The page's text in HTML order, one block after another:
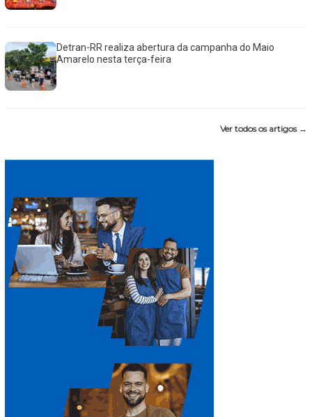
Detran-RR realiza abertura da campanha do Maio
Amarelo nesta terça-feira
Ver todos os artigos →